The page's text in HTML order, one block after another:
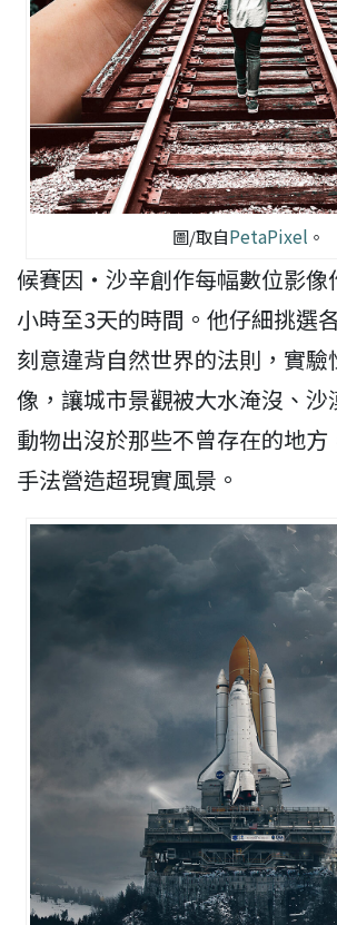
圖/取自PetaPixel 。
候賽因‧沙辛創作每幅數位影像
小時至3天的時間。他仔細挑選
刻意違背自然世界的法則，實驗
像，讓城市景觀被大水淹沒、沙
動物出沒於那些不曾存在的地方
手法營造超現實風景。